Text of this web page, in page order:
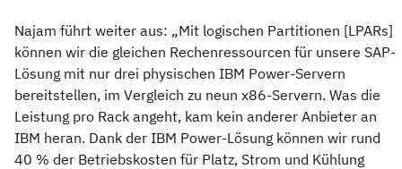
Najam führt weiter aus: „Mit logischen Partitionen [LPARs]
können wir die gleichen Rechenressourcen für unsere SAP-
Lösung mit nur drei physischen IBM Power-Servern
bereitstellen, im Vergleich zu neun x86-Servern. Was die
Leistung pro Rack angeht, kam kein anderer Anbieter an
IBM heran. Dank der IBM Power-Lösung können wir rund
40 % der Betriebskosten für Platz, Strom und Kühlung